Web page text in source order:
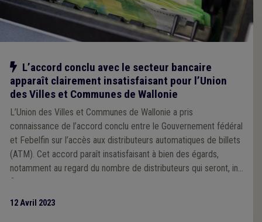
Notre action
L’accord conclu avec le secteur bancaire
apparaît clairement insatisfaisant pour l’Union
des Villes et Communes de Wallonie
L’Union des Villes et Communes de Wallonie a pris
connaissance de l’accord conclu entre le Gouvernement fédéral
et Febelfin sur l’accès aux distributeurs automatiques de billets
(ATM). Cet accord paraît insatisfaisant à bien des égards,
notamment au regard du nombre de distributeurs qui seront, in
fine, disponibles sur le territoire.
12 Avril 2023